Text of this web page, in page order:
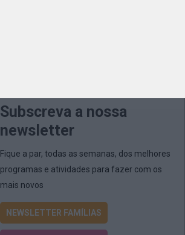
Subscreva a nossa
newsletter
Fique a par, todas as semanas, dos melhores
programas e atividades para fazer com os
mais novos
NEWSLETTER FAMÍLIAS